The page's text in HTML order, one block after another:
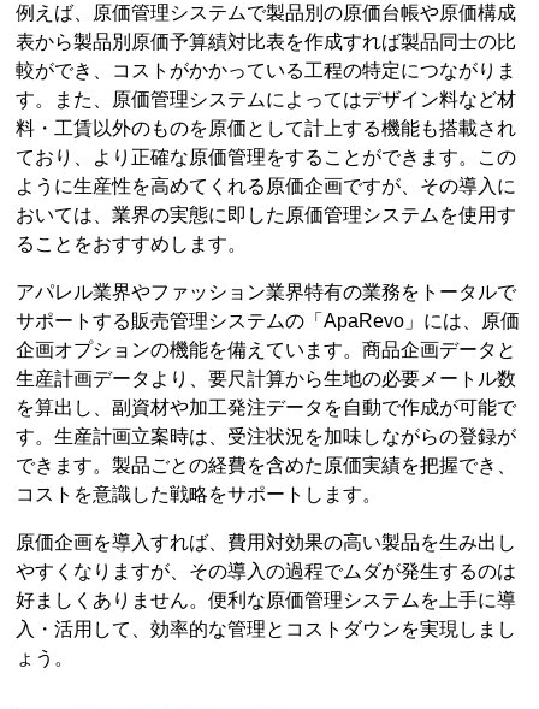
例えば、原価管理システムで製品別の原価台帳や原価構成
表から製品別原価予算績対比表を作成すれば製品同士の比
較ができ、コストがかかっている工程の特定につながりま
す。また、原価管理システムによってはデザイン料など材
料・工賃以外のものを原価として計上する機能も搭載され
ており、より正確な原価管理をすることができます。この
ように生産性を高めてくれる原価企画ですが、その導入に
おいては、業界の実態に即した原価管理システムを使用す
ることをおすすめします。
アパレル業界やファッション業界特有の業務をトータルで
サポートする販売管理システムの「ApaRevo」には、原価
企画オプションの機能を備えています。商品企画データと
生産計画データより、要尺計算から生地の必要メートル数
を算出し、副資材や加工発注データを自動で作成が可能で
す。生産計画立案時は、受注状況を加味しながらの登録が
できます。製品ごとの経費を含めた原価実績を把握でき、
コストを意識した戦略をサポートします。
原価企画を導入すれば、費用対効果の高い製品を生み出し
やすくなりますが、その導入の過程でムダが発生するのは
好ましくありません。便利な原価管理システムを上手に導
入・活用して、効率的な管理とコストダウンを実現しまし
ょう。